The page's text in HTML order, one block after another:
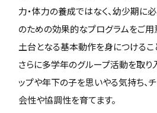
力・体力の養成ではなく、幼少期に
のための効果的なプログラムをご用
土台となる基本動作を身につけるこ
さらに多学年のグループ活動を取り
ップや年下の子を思いやる気持ち、
会性や協調性を育てます。